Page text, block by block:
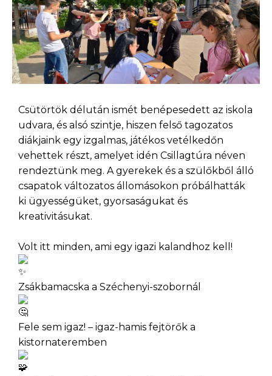
Csütörtök délután ismét benépesedett az iskola
udvara, és alsó szintje, hiszen felső tagozatos
diákjaink egy izgalmas, játékos vetélkedőn
vehettek részt, amelyet idén Csillagtúra néven
rendeztünk meg. A gyerekek és a szülőkből álló
csapatok változatos állomásokon próbálhatták
ki ügyességüket, gyorsaságukat és
kreativitásukat.
Volt itt minden, ami egy igazi kalandhoz kell!
Zsákbamacska a Széchenyi-szobornál
Fele sem igaz! – igaz-hamis fejtörők a
kistornateremben